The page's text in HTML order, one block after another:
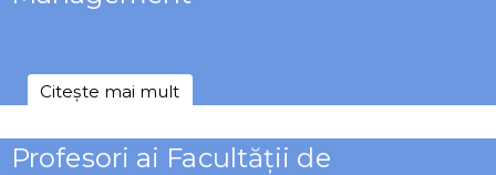
Citește mai mult
Profesori ai Facultății de